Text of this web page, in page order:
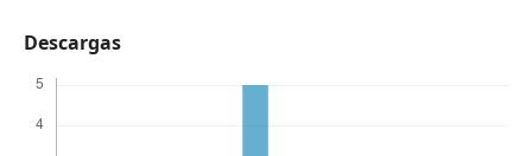
Descargas